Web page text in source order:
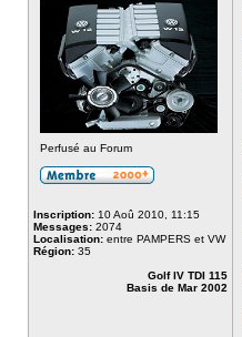
Perfusé au Forum
Inscription: 10 Aoû 2010, 11:15
Messages: 2074
Localisation: entre PAMPERS et VW
Région: 35
Golf IV TDI 115
Basis de Mar 2002